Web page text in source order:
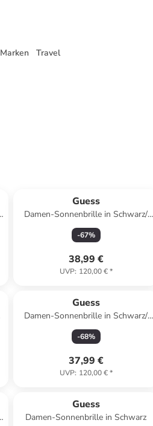
Marken Travel
Guess
Damen-Sonnenbrille in Schwarz/
Gold
-67%
38,99 €
UVP: 120,00 €*
Guess
Damen-Sonnenbrille in Schwarz/
Gold
-68%
37,99 €
UVP: 120,00 €*
Guess
Damen-Sonnenbrille in Schwarz